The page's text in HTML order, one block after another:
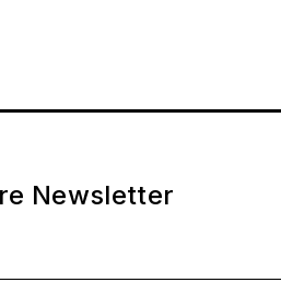
Newsletter